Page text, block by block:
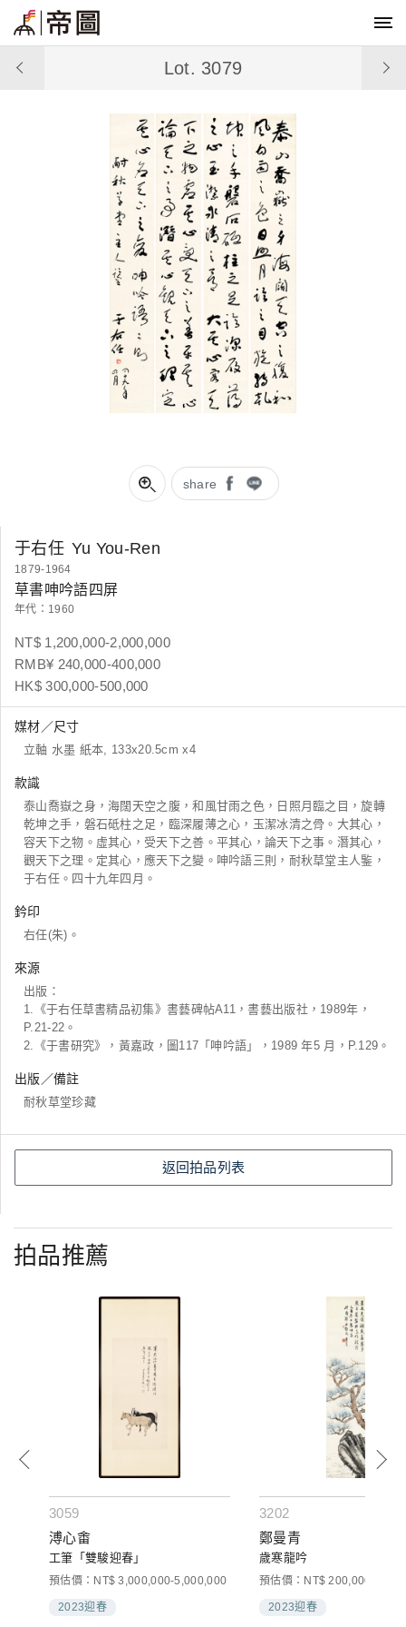
share
Lot. 3079
于右任 Yu You-Ren
1879-1964
草書呻吟語四屏
年代：1960
NT$ 1,200,000-2,000,000
RMB¥ 240,000-400,000
HK$ 300,000-500,000
媒材／尺寸
立軸 水墨 紙本, 133x20.5cm x4
款識
泰山喬嶽之身，海闊天空之腹，和風甘雨之色，日照月臨之目，旋轉
乾坤之手，磐石砥柱之足，臨深履薄之心，玉潔冰清之骨。大其心，
容天下之物。虛其心，受天下之善。平其心，論天下之事。潛其心，
觀天下之理。定其心，應天下之變。呻吟語三則，耐秋草堂主人鍳，
于右任。四十九年四月。
鈐印
右任(朱)。
來源
出版：
1.《于右任草書精品初集》書藝碑帖A11，書藝出版社，1989年，
P.21-22。
2.《于書研究》，黃嘉政，圖117「呻吟語」，1989 年5 月，P.129。
出版／備註
耐秋草堂珍藏
返回拍品列表
拍品推薦
3059
溥心畬
工筆「雙駿迎春」
預估價：NT$ 3,000,000-5,000,000
2023迎春
3202
鄭曼青
歲寒龍吟
預估價：NT$ 200,000-
2023迎春